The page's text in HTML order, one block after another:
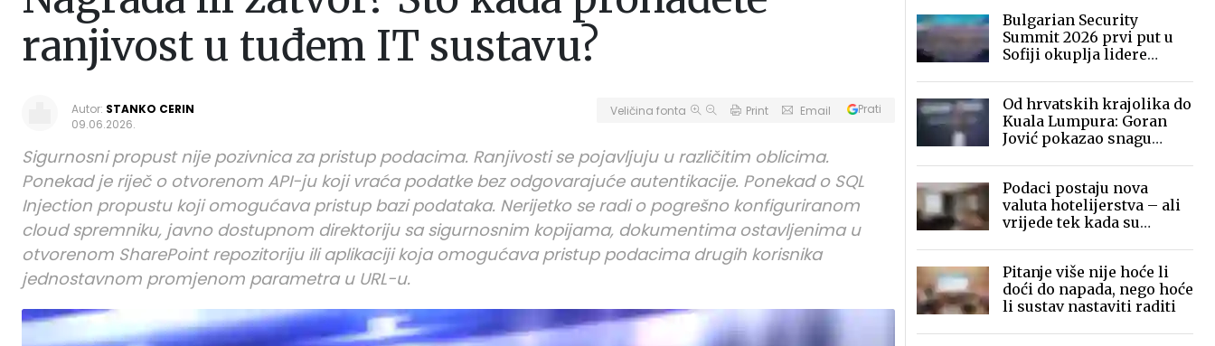
ranjivost u tuđem IT sustavu?
Autor: STANKO CERIN
09.06.2026.
Veličina fonta Print Email Prati
Sigurnosni propust nije pozivnica za pristup podacima. Ranjivosti se pojavljuju u različitim oblicima.
Ponekad je riječ o otvorenom API-ju koji vraća podatke bez odgovarajuće autentikacije. Ponekad o SQL
Injection propustu koji omogućava pristup bazi podataka. Nerijetko se radi o pogrešno konfiguriranom
cloud spremniku, javno dostupnom direktoriju sa sigurnosnim kopijama, dokumentima ostavljenima u
otvorenom SharePoint repozitoriju ili aplikaciji koja omogućava pristup podacima drugih korisnika
jednostavnom promjenom parametra u URL-u.
Bulgarian Security
Summit 2026 prvi put u
Sofiji okuplja lidere
Od hrvatskih krajolika do
Kuala Lumpura: Goran
Jović pokazao snagu
Podaci postaju nova
valuta hotelijerstva – ali
vrijede tek kada su
Pitanje više nije hoće li
doći do napada, nego hoće
li sustav nastaviti raditi